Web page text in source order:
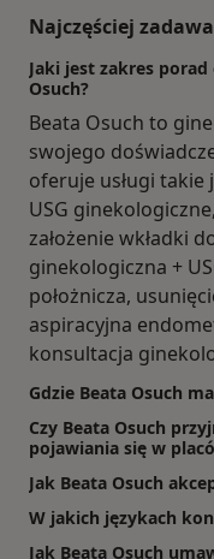
Najczęściej
Jaki jest zakres
Osuch?
Beata Osuch to
swojego
oferuje usługi
USG
założenie wkładki
ginekologiczna +
położnicza,
aspiracyjna
konsultacja
Gdzie Beata Osuch
Czy Beata Osuch
pojawiania się w
Jak Beata Osuch
W jakich językach
Jak Beata Osuch